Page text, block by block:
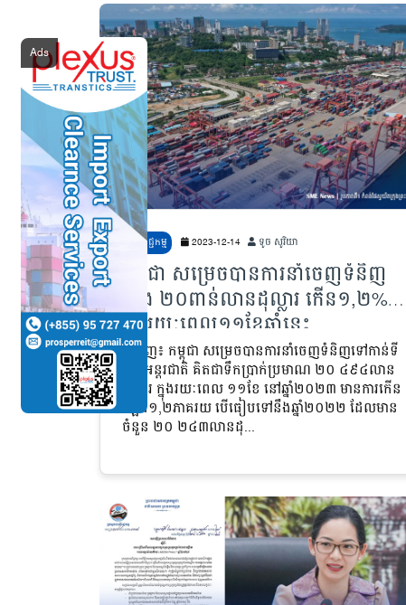
ពាណិជ្ជកម្ម 2023-12-14 ទូច សូរិយា
កម្ពុជា សម្រេចបានការនាំចេញទំនិញ
ជាង ២០ពាន់លានដុល្លារ កើន១,២%
ក្នុងរយៈពេល១១ខែឆ្នាំនេះ
ភ្នំពេញ៖ កម្ពុជា សម្រេចបានការនាំចេញទំនិញទៅកាន់ទី
ផ្សារអន្តរជាតិ គិតជាទឹកប្រាក់ប្រមាណ ២០ ៤៩៤លាន
ដុល្លារ ក្នុងរយៈពេល ១១ខែ នៅឆ្នាំ២០២៣ មានការកើន
ឡើង១,២ភាគរយ បើធៀបទៅនឹងឆ្នាំ២០២២ ដែលមាន
ចំនួន ២០ ២៤៣លានដុ...